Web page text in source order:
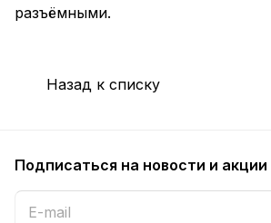
разъёмными.
Назад к списку
Подписаться на новости и акции